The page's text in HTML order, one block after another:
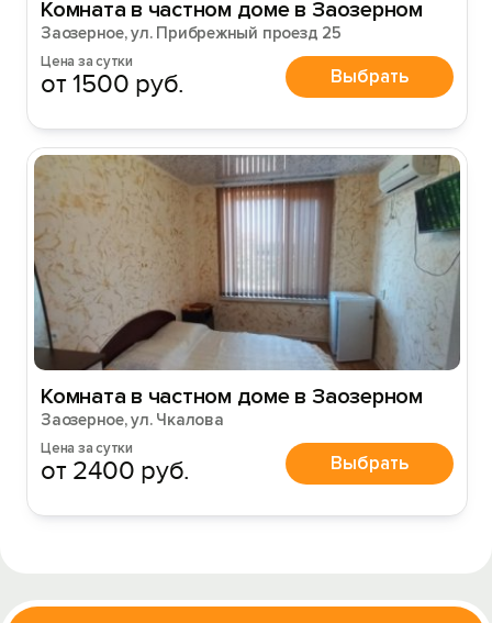
Комната в частном доме в Заозерном
Заозерное, ул. Прибрежный проезд 25
Цена за сутки
от 1500 руб. Выбрать
Комната в частном доме в Заозерном
Заозерное, ул. Чкалова
Цена за сутки
от 2400 руб. Выбрать